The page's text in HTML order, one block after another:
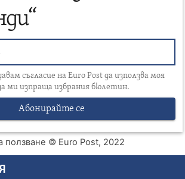
съгласие на Euro Post да използва моя
ми изпраща избрания бюлетин.
Абонирайте се
ползване © Euro Post, 2022